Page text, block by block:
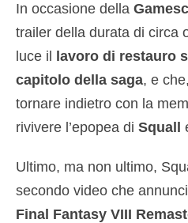
In occasione della
trailer della durata di circa
luce il
lavoro di restauro
capitolo della saga, e
tornare indietro con la
rivivere l’epopea di Squall
Ultimo, ma non ultimo,
secondo video che
Final Fantasy VIII